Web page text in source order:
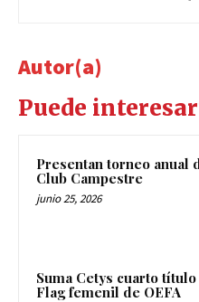
Autor(a)
Puede
Presentan torneo anual
Club Campestre
junio 25, 2026
Suma Cetys cuarto
Flag femenil de OEFA